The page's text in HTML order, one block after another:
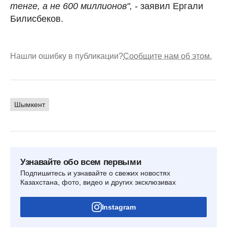
тенге, а не 600 миллионов", - заявил Ергали
Билисбеков.
Нашли ошибку в публикации?Сообщите нам об этом.
Шымкент
Узнавайте обо всем первыми
Подпишитесь и узнавайте о свежих новостях
Казахстана, фото, видео и других эксклюзивах
Instagram